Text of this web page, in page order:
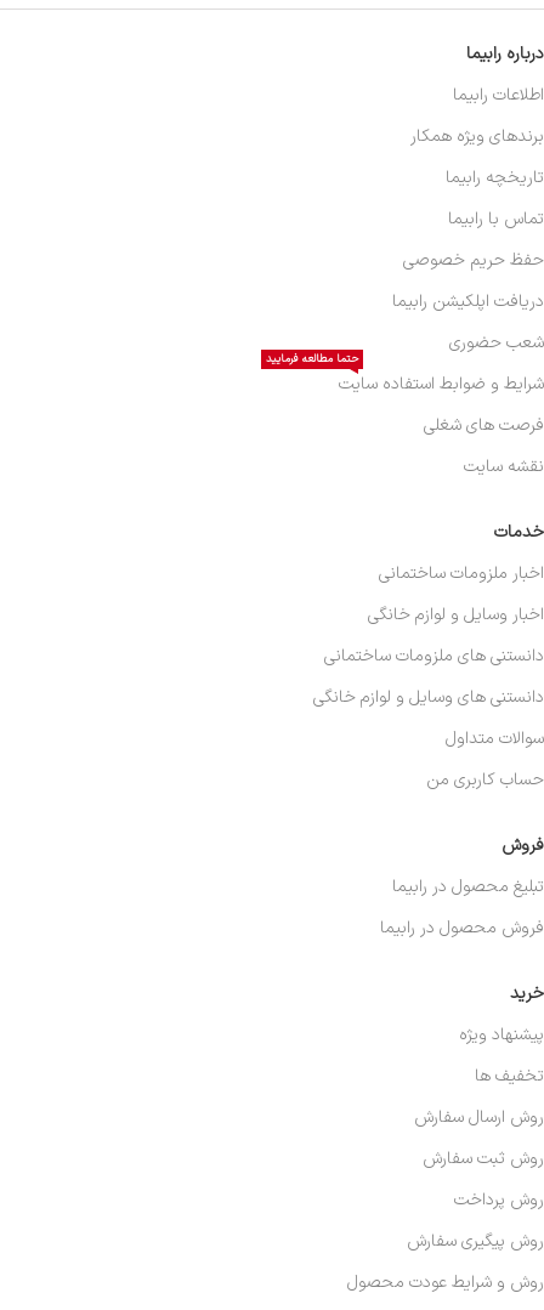
خرید
پیشنهاد ویژه
تخفیف ها
روش ارسال سفارش
روش ثبت سفارش
روش پرداخت
روش پیگیری سفارش
روش و شرایط عودت محصول
فروش
تبلیغ محصول در رابیما
فروش محصول در رابیما
خدمات
اخبار ملزومات ساختمانی
اخبار وسایل و لوازم خانگی
دانستنی های ملزومات ساختمانی
دانستنی های وسایل و لوازم خانگی
سوالات متداول
حساب کاربری من
درباره رابیما
اطلاعات رابیما
برندهای ویژه همکار
تاریخچه رابیما
تماس با رابیما
حفظ حریم خصوصی
دریافت اپلکیشن رابیما
شعب حضوری
شرایط و ضوابط استفاده سایت
حتما مطالعه فرمایید
فرصت های شغلی
نقشه سایت